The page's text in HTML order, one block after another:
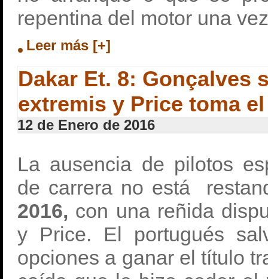
repentina del motor una
Leer más [+]
Dakar Et. 8: Gonçalves
extremis y Price toma
12 de Enero de 2016
La ausencia de pilotos
de carrera no está
2016, con una reñida
y Price. El portugués
opciones a ganar el título